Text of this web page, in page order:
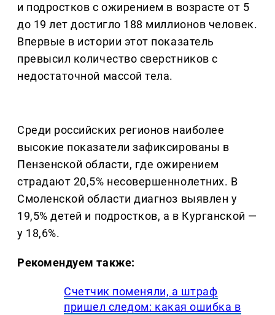
и подростков с ожирением в возрасте от 5
до 19 лет достигло 188 миллионов человек.
Впервые в истории этот показатель
превысил количество сверстников с
недостаточной массой тела.
Среди российских регионов наиболее
высокие показатели зафиксированы в
Пензенской области, где ожирением
страдают 20,5% несовершеннолетних. В
Смоленской области диагноз выявлен у
19,5% детей и подростков, а в Курганской —
у 18,6%.
Рекомендуем также:
Счетчик поменяли, а штраф
пришел следом: какая ошибка в